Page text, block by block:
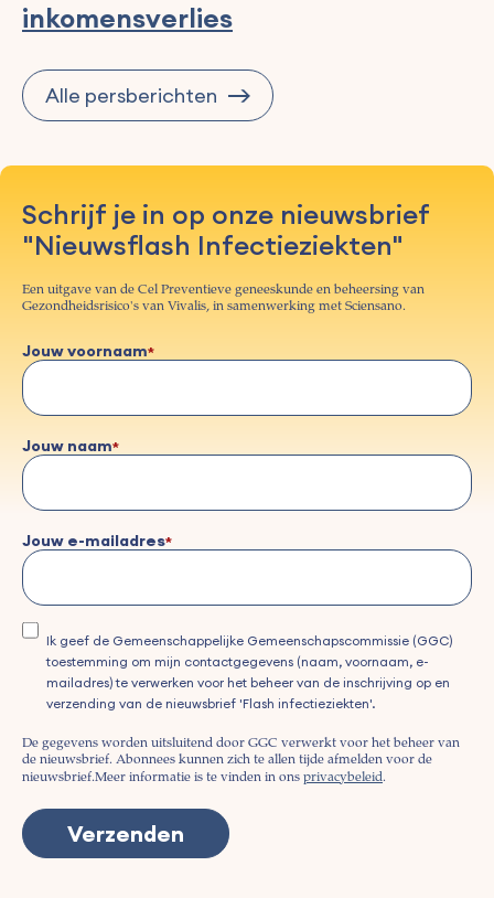
inkomensverlies
Alle persberichten
Schrijf je in op onze nieuwsbrief
"Nieuwsflash Infectieziekten"
Een uitgave van de Cel Preventieve geneeskunde en beheersing van
Gezondheidsrisico's van Vivalis, in samenwerking met Sciensano.
Jouw voornaam
Jouw naam
Jouw e-mailadres
Ik geef de Gemeenschappelijke Gemeenschapscommissie (GGC)
toestemming om mijn contactgegevens (naam, voornaam, e-
mailadres) te verwerken voor het beheer van de inschrijving op en
verzending van de nieuwsbrief 'Flash infectieziekten'.
De gegevens worden uitsluitend door GGC verwerkt voor het beheer van
de nieuwsbrief. Abonnees kunnen zich te allen tijde afmelden voor de
nieuwsbrief.Meer informatie is te vinden in ons privacybeleid.